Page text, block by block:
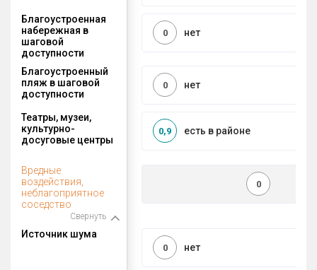
Благоустроенная
набережная в
шаговой
доступности
нет
0
Благоустроенный
пляж в шаговой
доступности
нет
0
Театры, музеи,
культурно-
досуговые центры
есть в районе
0,9
Вредные
воздействия,
неблагоприятное
соседство
Свернуть
0
Источник шума
нет
0